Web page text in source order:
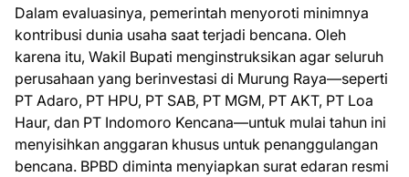
Dalam evaluasinya, pemerintah menyoroti minimnya
kontribusi dunia usaha saat terjadi bencana. Oleh
karena itu, Wakil Bupati menginstruksikan agar seluruh
perusahaan yang berinvestasi di Murung Raya—seperti
PT Adaro, PT HPU, PT SAB, PT MGM, PT AKT, PT Loa
Haur, dan PT Indomoro Kencana—untuk mulai tahun ini
menyisihkan anggaran khusus untuk penanggulangan
bencana. BPBD diminta menyiapkan surat edaran resmi